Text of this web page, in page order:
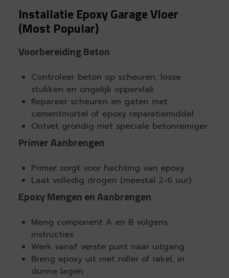
Installatie Epoxy Garage Vloer
(Most Popular)
Voorbereiding Beton
Controleer beton op scheuren, losse
stukken en ongelijk oppervlak
Repareer scheuren en gaten met
cementmortel of epoxy reparatiemiddel
Ontvet grondig met speciale betonreiniger
Primer Aanbrengen
Primer zorgt voor hechting van epoxy
Laat volledig drogen (meestal 2-6 uur)
Epoxy Mengen en Aanbrengen
Meng component A en B volgens
instructies
Werk vanaf verste punt naar uitgang
Breng epoxy uit met roller of rakel, in
dunne lagen